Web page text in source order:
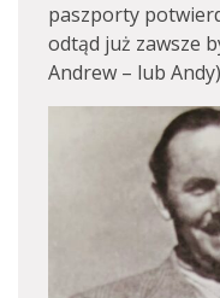
paszporty
odtąd już zawsze
Andrew – lub